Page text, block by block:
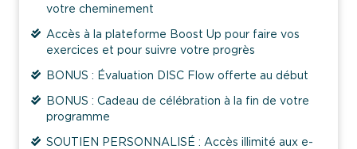
votre cheminement
Accès à la plateforme Boost Up pour faire vos
exercices et pour suivre votre progrès
BONUS : Évaluation DISC Flow offerte au début
BONUS : Cadeau de célébration à la fin de votre
programme
SOUTIEN PERSONNALISÉ : Accès illimité aux e-